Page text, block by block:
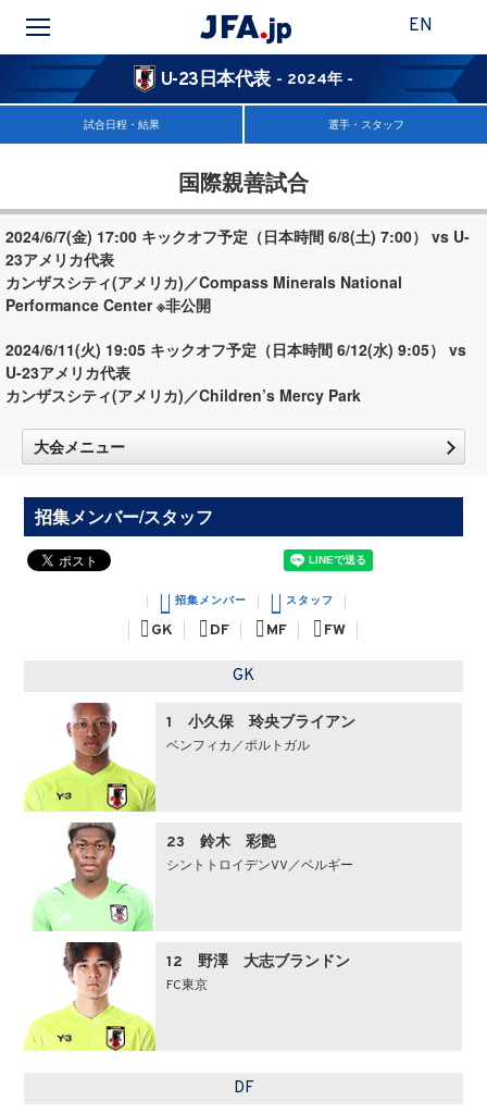
EN
U-23日本代表 - 2024年 -
試合日程・結果 選手・スタッフ
国際親善試合
2024/6/7(金) 17:00 キックオフ予定（日本時間 6/8(土) 7:00） vs U-
23アメリカ代表
カンザスシティ(アメリカ)／Compass Minerals National
Performance Center ※非公開
2024/6/11(火) 19:05 キックオフ予定（日本時間 6/12(水) 9:05） vs
U-23アメリカ代表
カンザスシティ(アメリカ)／Children’s Mercy Park
大会メニュー
招集メンバー/スタッフ
招集メンバー スタッフ
GK DF MF FW
GK
1 小久保 玲央ブライアン
ベンフィカ／ポルトガル
23 鈴木 彩艶
シントトロイデンVV／ベルギー
12 野澤 大志ブランドン
FC東京
DF